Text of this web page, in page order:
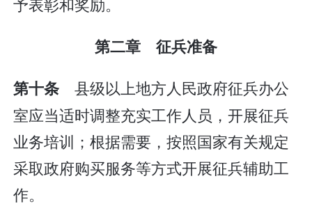
第二章 征兵准备
第十条 县级以上地方人民政府征兵办公
室应当适时调整充实工作人员，开展征兵
业务培训；根据需要，按照国家有关规定
采取政府购买服务等方式开展征兵辅助工
作。